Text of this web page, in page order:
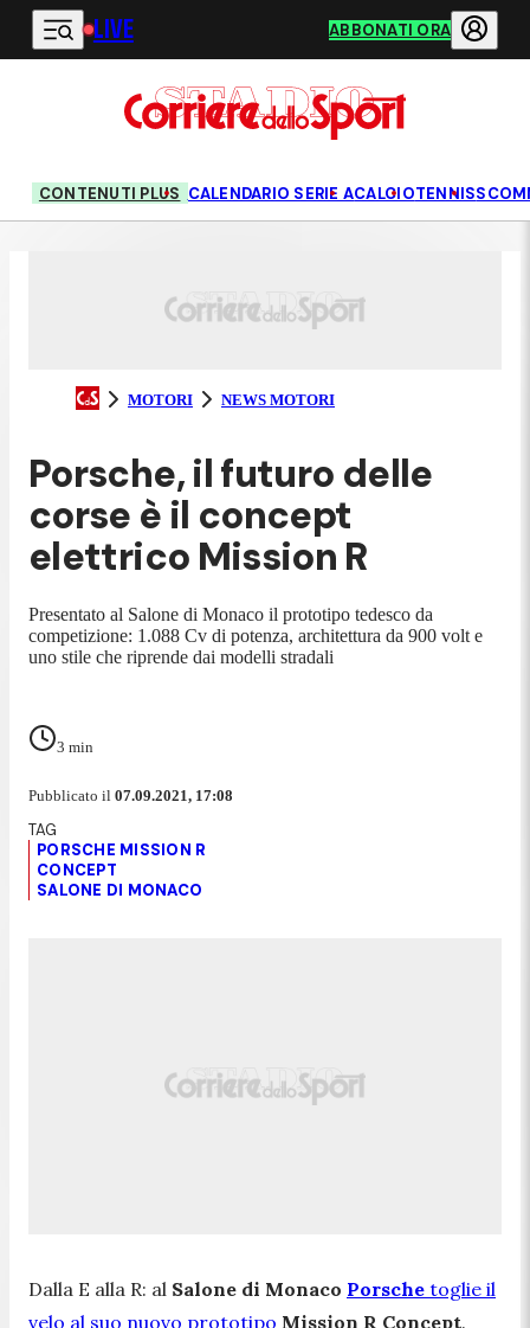
Vai al contenuto principale
LIVE ABBONATI ORA
CONTENUTI PLUS CALENDARIO SERIE ACALCIOTENNIS
MOTORI NEWS MOTORI
Porsche, il futuro delle
corse è il concept
elettrico Mission R
Presentato al Salone di Monaco il prototipo tedesco da
competizione: 1.088 Cv di potenza, architettura da 900 volt e
uno stile che riprende dai modelli stradali
3 min
Pubblicato il 07.09.2021, 17:08
PORSCHE MISSION R
CONCEPT
SALONE DI MONACO
Dalla E alla R: al Salone di Monaco Porsche toglie il
velo al suo nuovo prototipo Mission R Concept.